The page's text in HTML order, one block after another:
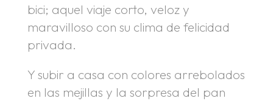
bici; aquel viaje corto, veloz y
maravilloso con su clima de felicidad
privada.
Y subir a casa con colores arrebolados
en las mejillas y la sorpresa del pan